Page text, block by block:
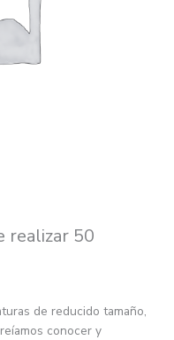
realizar 50
de reducido tamaño,
conocer y